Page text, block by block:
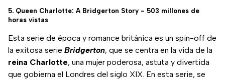
5. Queen Charlotte: A Bridgerton Story - 503 millones de
horas vistas
Esta serie de época y romance británica es un spin-off de
la exitosa serie Bridgerton, que se centra en la vida de la
reina Charlotte, una mujer poderosa, astuta y divertida
que gobierna el Londres del siglo XIX. En esta serie, se